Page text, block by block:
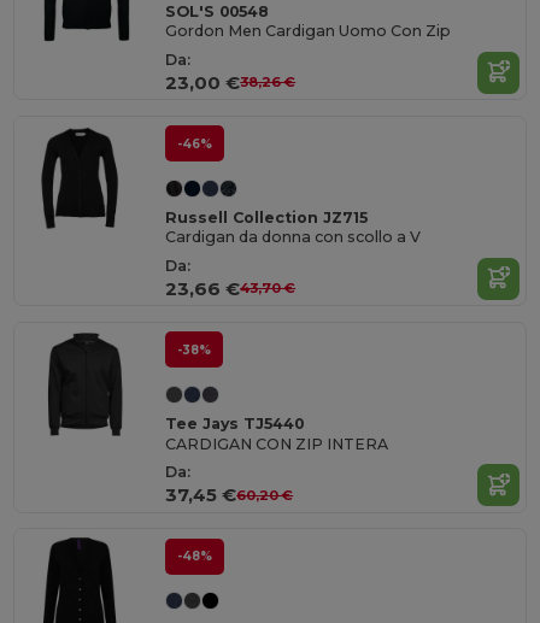
SOL'S 00548
Gordon Men Cardigan Uomo Con Zip
Da:
23,00 €38,26 €
-46%
Russell Collection JZ715
Cardigan da donna con scollo a V
Da:
23,66 €43,70 €
-38%
Tee Jays TJ5440
CARDIGAN CON ZIP INTERA
Da:
37,45 €60,20 €
-48%